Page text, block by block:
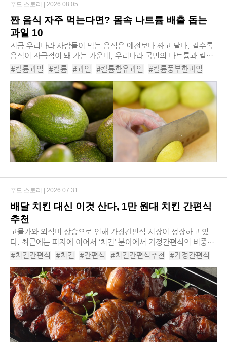
짠 음식 자주 먹는다면? 몸속 나트륨 배출 돕는
과일 10
지금 우리나라 사람들이 먹는 음식은 예전보다 짜고 달다. 갈수록
음식이 자극적이 돼 가는 가운데, 우리나라 국민의 나트륨과 칼륨
의 섭취비도 갈수록 나빠지는 상황이다. 나트륨의 칼륨 섭취비가
#칼륨과일 #칼륨 #과일 #칼륨함유과일
#칼륨풍부한과일
#과일영양소 #아보카도 #참외 #구아바 #바나나 #과일섭취
#멜론 #멜론칼륨
푸드 스토리 | 2026.08.05
배달 치킨 대신 이것 산다, 1만 원대 치킨 간편식
추천
고물가와 외식비 상승으로 인해 가정간편식 시장이 성장하고 있
다. 최근에는 피자에 이어서 ‘치킨’ 분야에서 가정간편식의 비중이
점차 높아지는 상황이다. 여러 식품업체에서 외식 수준의 맛과 경
#치킨간편식 #치킨 #간편식 #치킨간편식추천
#가정간편식
#가정간편식추천 #소바바황금홀릭 #하림오븐구이
#더든든순살치킨 #풀무원식품허니퐁당치킨
#대상청정원순살바삭치킨
푸드 스토리 | 2026.07.31